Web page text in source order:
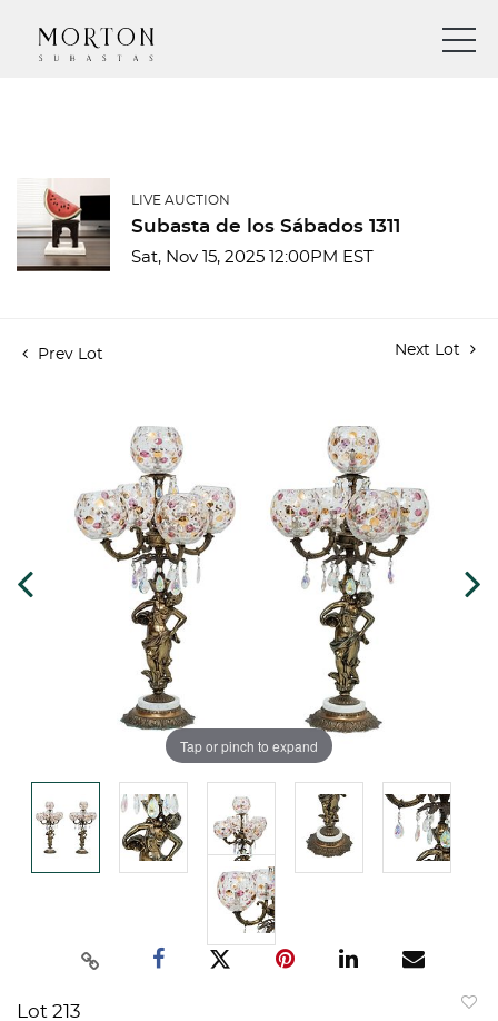
LIVE AUCTION
Subasta de los Sábados 1311
Sat, Nov 15, 2025 12:00PM EST
Prev Lot Next Lot
Tap or pinch to expand
Lot 213